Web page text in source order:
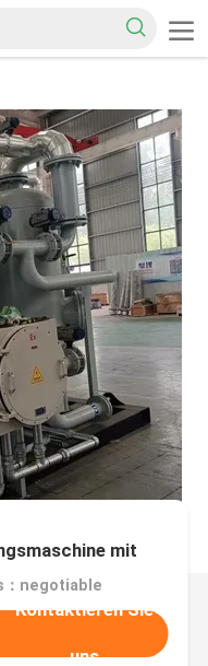
mit
：negotiable
Kontaktieren Sie
uns